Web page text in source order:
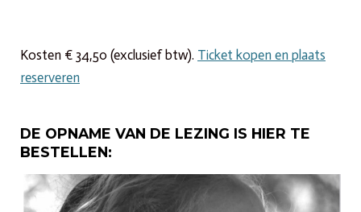
Kosten € 34,50 (exclusief btw). Ticket kopen en plaats
reserveren
DE OPNAME VAN DE LEZING IS HIER TE
BESTELLEN: